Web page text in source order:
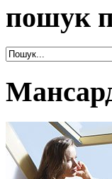
пошук